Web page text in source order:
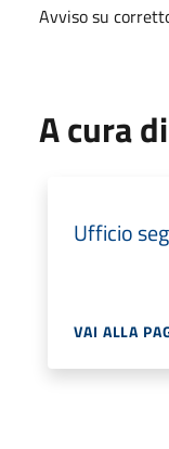
Avviso su
A cura di
Ufficio
VAI ALLA